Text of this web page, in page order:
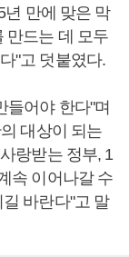
년 만에 맞은 막
만드는 데 모두
"고 덧붙였다.
들어야 한다"며
대상이 되는
랑받는 정부, 1
속 이어나갈 수
바란다"고 말